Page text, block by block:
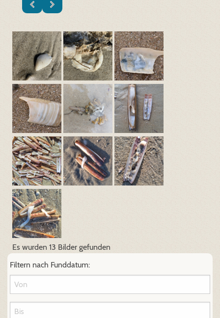
Es wurden 13 Bilder gefunden
Filtern nach Funddatum: